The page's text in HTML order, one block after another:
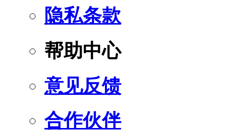
隐私条款
帮助中心
意见反馈
合作伙伴